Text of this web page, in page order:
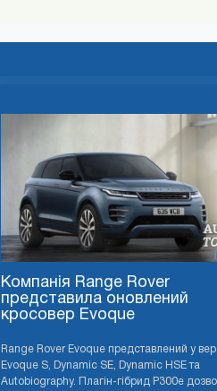
Компанія Range Rover
представила оновлений
кросовер Evoque
Range Rover Evoque представлений у
Evoque S, Dynamic SE, Dynamic HSE та
Autobiography. Плагін-гібрид P300e